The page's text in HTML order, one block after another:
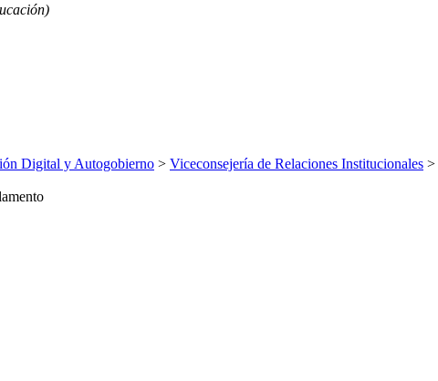
Digital y Autogobierno > Viceconsejería de Relaciones Institucionales >